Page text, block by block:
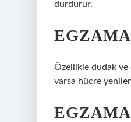
durdurur.
Özellikle dudak ve
varsa hücre